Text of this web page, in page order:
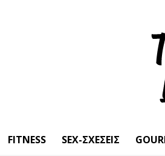
FITNESS SEX-ΣΧΈΣΕΙΣ